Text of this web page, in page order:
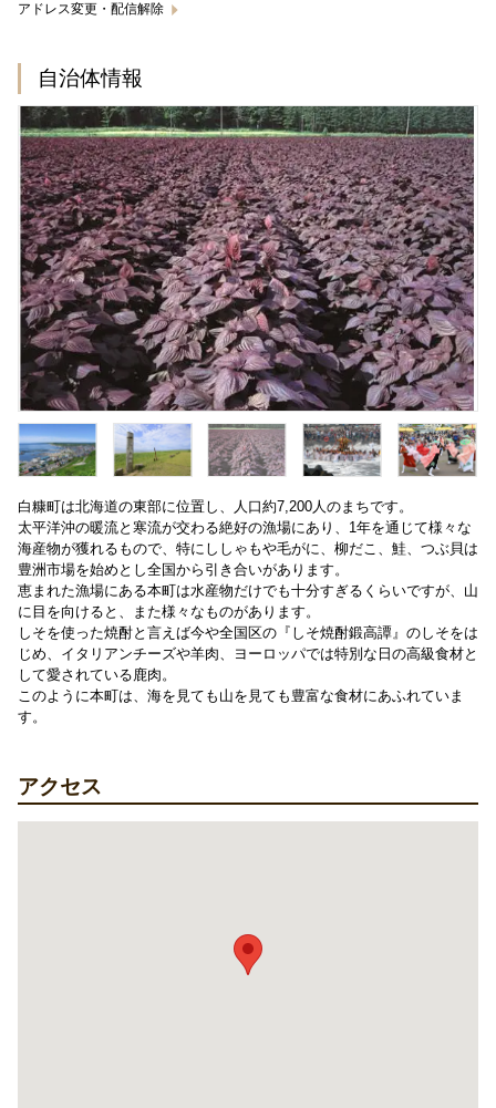
アドレス変更・配信解除
自治体情報
白糠町は北海道の東部に位置し、人口約7,200人のまちです。
太平洋沖の暖流と寒流が交わる絶好の漁場にあり、1年を通じて様々な
海産物が獲れるもので、特にししゃもや毛がに、柳だこ、鮭、つぶ貝は
豊洲市場を始めとし全国から引き合いがあります。
恵まれた漁場にある本町は水産物だけでも十分すぎるくらいですが、山
に目を向けると、また様々なものがあります。
しそを使った焼酎と言えば今や全国区の『しそ焼酎鍛高譚』のしそをは
じめ、イタリアンチーズや羊肉、ヨーロッパでは特別な日の高級食材と
して愛されている鹿肉。
このように本町は、海を見ても山を見ても豊富な食材にあふれていま
す。
アクセス